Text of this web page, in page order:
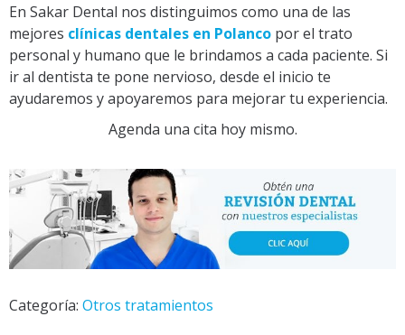
En Sakar Dental nos distinguimos como una de las
mejores clínicas dentales en Polanco por el trato
personal y humano que le brindamos a cada paciente. Si
ir al dentista te pone nervioso, desde el inicio te
ayudaremos y apoyaremos para mejorar tu experiencia.
Agenda una cita hoy mismo.
Categoría: Otros tratamientos